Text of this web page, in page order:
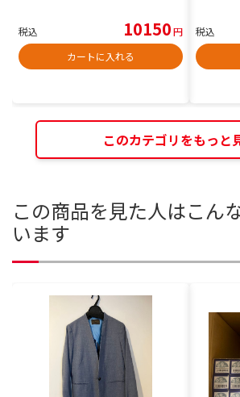
税込 10150円
カートに入れる
税込
このカテゴリをもっと
この商品を見た人はこん
います